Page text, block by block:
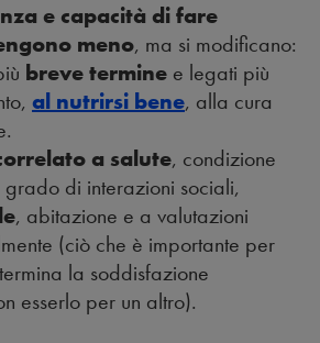
e capacità di fare
meno, ma si modificano:
breve termine e legati più
al nutrirsi bene, alla cura
a salute, condizione
di interazioni sociali,
, abitazione e a valutazioni
(ciò che è importante per
la soddisfazione
esserlo per un altro).